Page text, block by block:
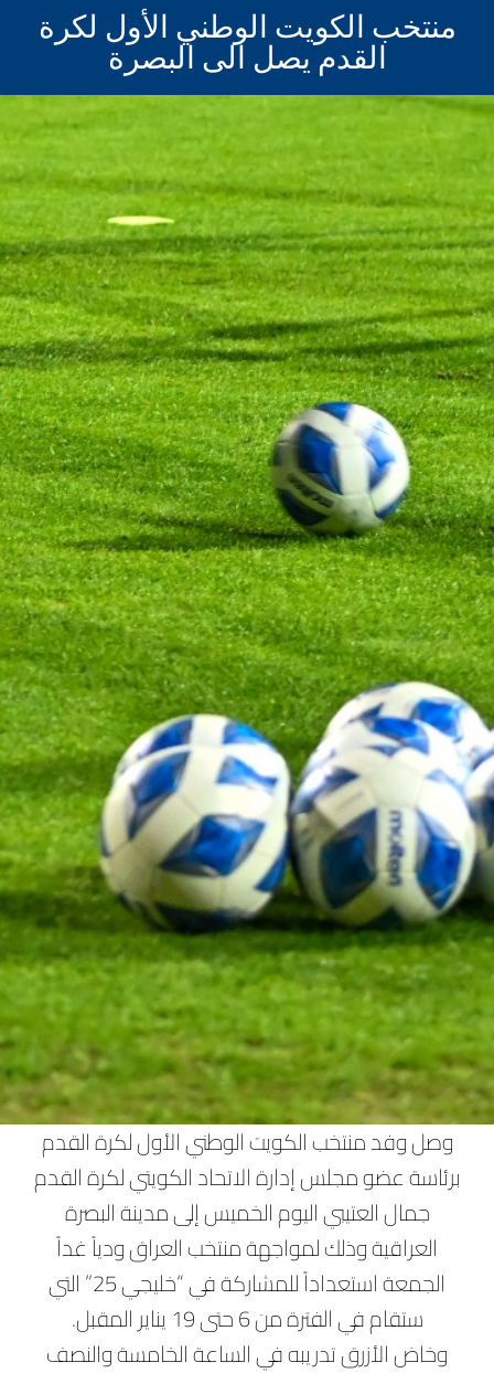
منتخب الكويت الوطني الأول لكرة
القدم يصل الى البصرة
وصل وفد منتخب الكويت الوطني الأول لكرة القدم
برئاسة عضو مجلس إدارة الاتحاد الكويتي لكرة القدم
جمال العتيبي اليوم الخميس إلى مدينة البصرة
العراقية وذلك لمواجهة منتخب العراق ودياً غداً
الجمعة استعداداً للمشاركة في “خليجي 25” التي
ستقام في الفترة من 6 حتى 19 يناير المقبل.
وخاض الأزرق تدريبه في الساعة الخامسة والنصف